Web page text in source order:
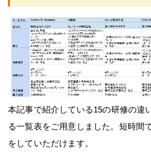
本記事で紹介している15の研修の違
る一覧表をご用意しました。短時間
をしていただけます。